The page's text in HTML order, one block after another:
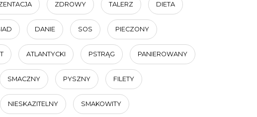
ZDROWY TALERZ DIETA
DANIE SOS PIECZONY
ATLANTYCKI PSTRĄG PANIEROWANY
SMACZNY PYSZNY FILETY
NIESKAZITELNY SMAKOWITY